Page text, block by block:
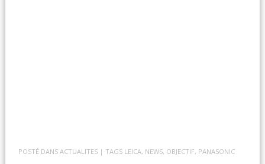
POSTÉ DANSACTUALITES | TAGS LEICA, NEWS, OBJECTIF, PANASONIC